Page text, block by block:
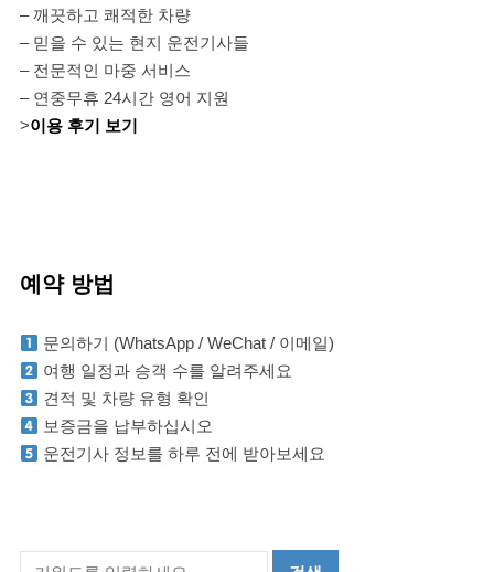
– 깨끗하고 쾌적한 차량
– 믿을 수 있는 현지 운전기사들
– 전문적인 마중 서비스
– 연중무휴 24시간 영어 지원
>이용 후기 보기
예약 방법
문의하기 (WhatsApp / WeChat / 이메일)
여행 일정과 승객 수를 알려주세요
견적 및 차량 유형 확인
보증금을 납부하십시오
운전기사 정보를 하루 전에 받아보세요